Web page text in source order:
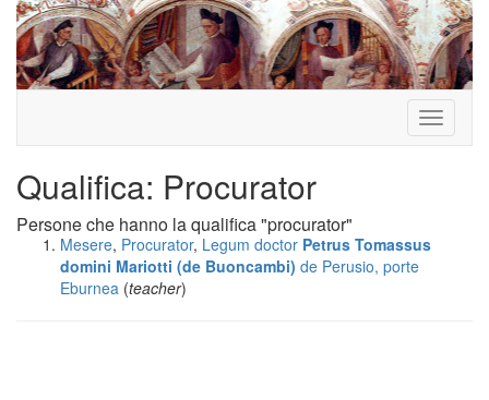
Toggle
Qualifica: Procurator
Persone che hanno la qualifica "procurator"
Mesere, Procurator, Legum doctor Petrus Tomassus
domini Mariotti (de Buoncambi) de Perusio, porte
Eburnea (teacher)